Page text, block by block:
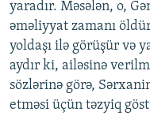
yaradır. Məsələn, o,
əməliyyat zamanı
yoldaşı ilə görüşür və
aydır ki, ailəsinə
sözlərinə görə,
etməsi üçün təzyiq